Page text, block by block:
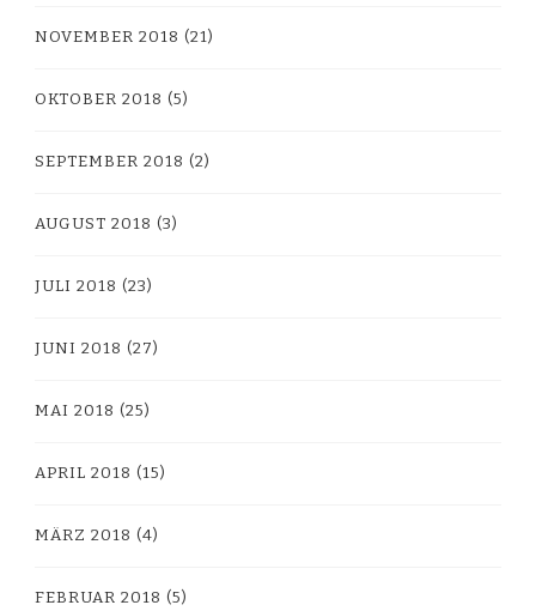
NOVEMBER 2018 (21)
OKTOBER 2018 (5)
SEPTEMBER 2018 (2)
AUGUST 2018 (3)
JULI 2018 (23)
JUNI 2018 (27)
MAI 2018 (25)
APRIL 2018 (15)
MÄRZ 2018 (4)
FEBRUAR 2018 (5)